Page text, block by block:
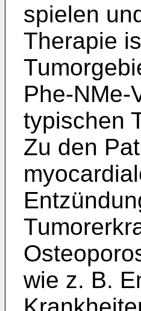
spielen
Therapie
Phe-NMe-
typischen
Zu den
wie z. B.